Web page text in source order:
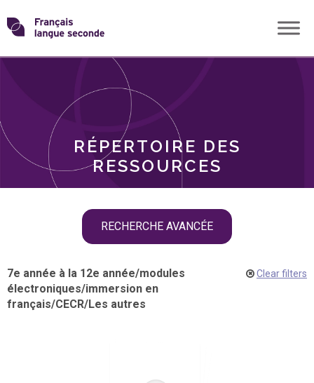
Skip
toTransformons
langue
RÉPERTOIRE DES
RESSOURCES
RECHERCHE AVANCÉE
THÈMES
7e année à la 12e année/modules
électroniques/immersion en
français/CECR/Les autres
Clear filters